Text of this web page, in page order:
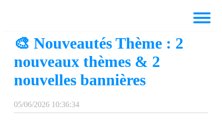
🎨 Nouveautés Thème : 2
nouveaux thèmes & 2
nouvelles bannières
05/06/2026 10:36:34